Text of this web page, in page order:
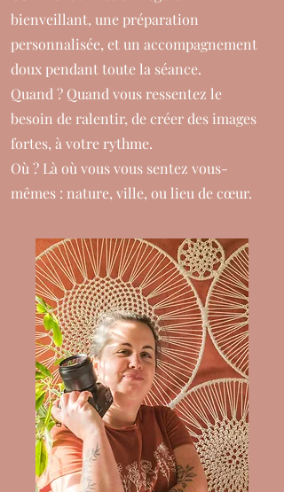
bienveillant, une préparation
personnalisée, et un accompagnement
doux pendant toute la séance.
Quand ? Quand vous ressentez le
besoin de ralentir, de créer des images
fortes, à votre rythme.
Où ? Là où vous vous sentez vous-
mêmes : nature, ville, ou lieu de cœur.